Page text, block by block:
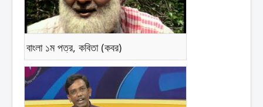
বাংলা ১ম পত্র, কবিতা (কবর)